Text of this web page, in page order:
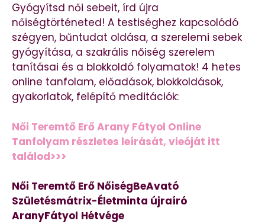
Gyógyítsd női sebeit, írd újra
nőiségtörténeted! A testiséghez kapcsolódó
szégyen, bűntudat oldása, a szerelemi sebek
gyógyítása, a szakrális nőiség szerelem
tanításai és a blokkoldó folyamatok! 4 hetes
online tanfolam, előadások, blokkoldások,
gyakorlatok, felépítő meditációk:
Női Teremtő Erő Arany Fátyol Online
Tanfolyam részletes leírását, vieóját itt
találod>>>
Női Teremtő Erő NőiségBeAvató
Születésmátrix-Életminta újraíró
AranyFátyol Hétvége